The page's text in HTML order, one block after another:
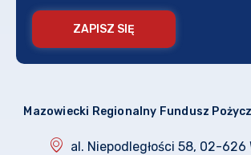
ZAPISZ SIĘ
Mazowiecki Regionalny Fundusz
al. Niepodległości 58, 02-626